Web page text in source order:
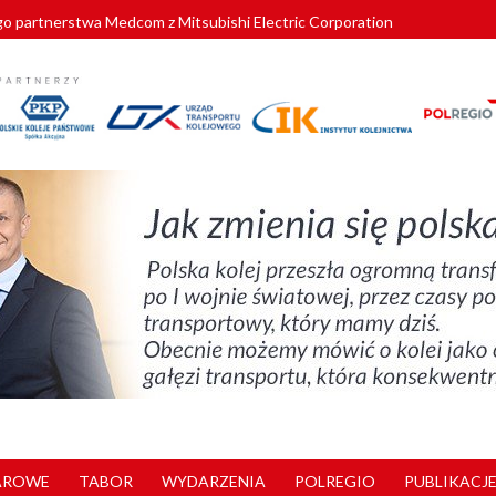
partnerstwa Medcom z Mitsubishi Electric Corporation
znów szuka dostawcy nowych EZT
kolejowych w północnej Wielkopolsce. Łatwiejsze dojazdy do pracy i
nowe standardy kategoryzacji dworców
TABOR WYDARZENIA POLREGIO